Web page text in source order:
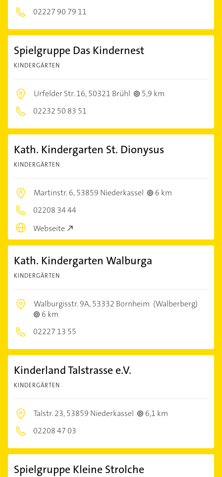
02227 90 79 11
Spielgruppe Das Kindernest
KINDERGÄRTEN
Urfelder Str. 16,50321 Brühl
5,9 km
02232 50 83 51
Kath. Kindergarten St. Dionysus
KINDERGÄRTEN
Martinstr. 6,53859 Niederkassel
6 km
02208 34 44
Webseite
Kath. Kindergarten Walburga
KINDERGÄRTEN
Walburgisstr. 9A,53332 Bornheim (Walberberg)
6 km
02227 13 55
Kinderland Talstrasse e.V.
KINDERGÄRTEN
Talstr. 23,53859 Niederkassel
6,1 km
02208 47 03
Spielgruppe Kleine Strolche